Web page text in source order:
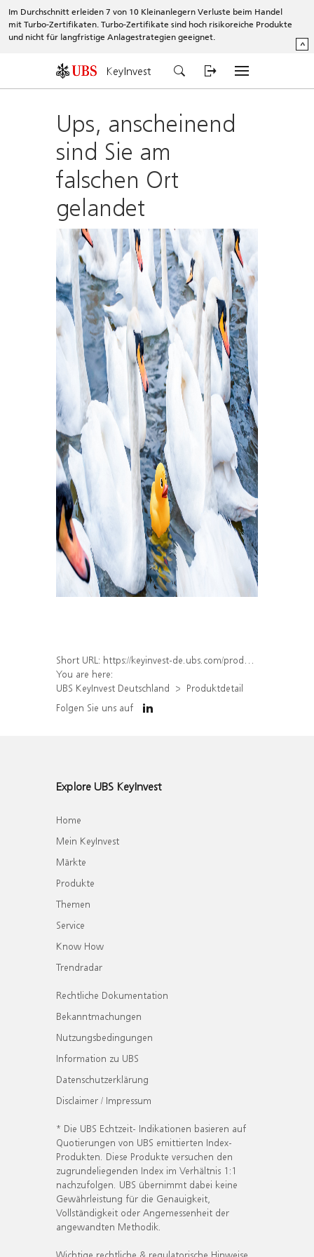
Im Durchschnitt erleiden 7 von 10 Kleinanlegern Verluste beim Handel
mit Turbo-Zertifikaten. Turbo-Zertifikate sind hoch risikoreiche Produkte
und nicht für langfristige Anlagestrategien geeignet.
^
KeyInvest
Ups, anscheinend
sind Sie am
falschen Ort
gelandet
Short URL: https://keyinvest-de.ubs.com/produkt/detail/index/isin/DE000UQ9C9M3
You are here:
UBS KeyInvest Deutschland
Produktdetail
Folgen Sie uns auf
Explore UBS KeyInvest
Home
Mein KeyInvest
Märkte
Produkte
Themen
Service
Know How
Trendradar
Rechtliche Dokumentation
Bekanntmachungen
Nutzungsbedingungen
Information zu UBS
Datenschutzerklärung
Disclaimer / Impressum
* Die UBS Echtzeit- Indikationen basieren auf
Quotierungen von UBS emittierten Index-
Produkten. Diese Produkte versuchen den
zugrundeliegenden Index im Verhältnis 1:1
nachzufolgen. UBS übernimmt dabei keine
Gewährleistung für die Genauigkeit,
Vollständigkeit oder Angemessenheit der
angewandten Methodik.